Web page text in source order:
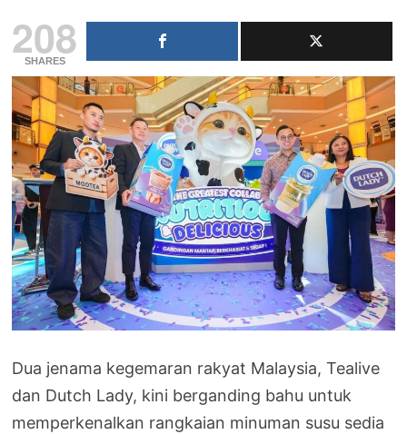
208
SHARES
Dua jenama kegemaran rakyat Malaysia, Tealive
dan Dutch Lady, kini berganding bahu untuk
memperkenalkan rangkaian minuman susu sedia